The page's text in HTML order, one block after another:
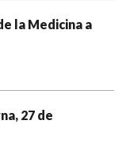
la Medicina a
27 de